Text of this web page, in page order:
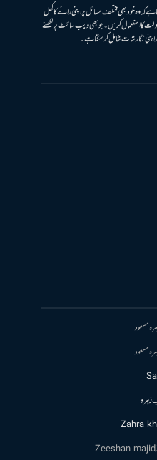
کہ وہ خود بھی مختلف مسائل پر اپنی رائے کا کھل
کا استعمال کریں۔ جو بھی ویب سائٹ پر لکھنے
اپنی نگارشات شامل کرسکتا ہے۔
مسعود
مسعود
زہرہ
Zahra
Zeeshan majid